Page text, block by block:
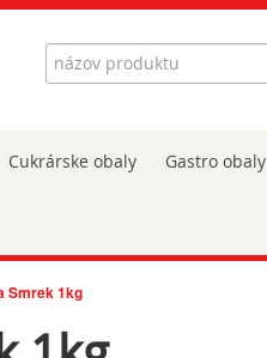
Hľadať
Cukrárske obaly Gastro obaly
Smrek 1kg